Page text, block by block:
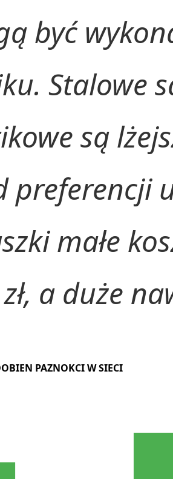
być
Stalowe
są
preferencji
małe
a duże
PAZNOKCI W SIECI